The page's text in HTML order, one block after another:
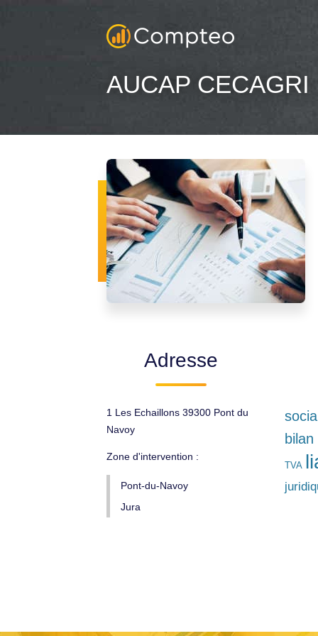
AUCAP CECAGRI
Adresse
1 Les Echaillons 39300 Pont du
Navoy
Zone d'intervention :
Pont-du-Navoy
Jura
TVA